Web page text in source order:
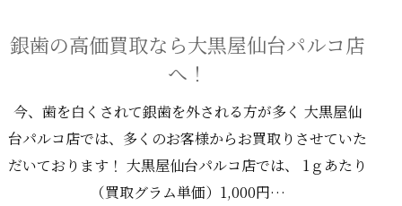
銀歯の高価買取なら大黒屋仙台パルコ店
へ！
今、歯を白くされて銀歯を外される方が多く 大黒屋仙
台パルコ店では、多くのお客様からお買取りさせていた
だいております！ 大黒屋仙台パルコ店では、 1ｇあたり
（買取グラム単価）1,000円…